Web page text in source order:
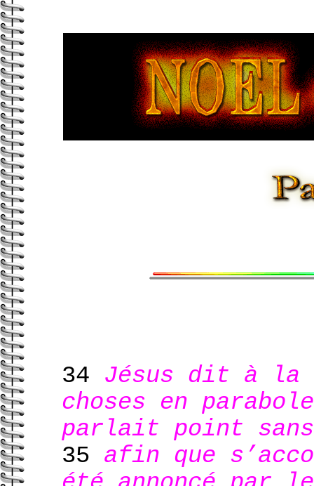
34 Jésus dit à la
choses en
parlait point
35 afin que